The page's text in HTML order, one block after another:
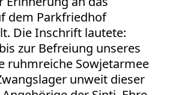
dem Parkfriedhof
Die Inschrift lautete:
zur Befreiung unseres
ruhmreiche Sowjetarmee
unweit dieser